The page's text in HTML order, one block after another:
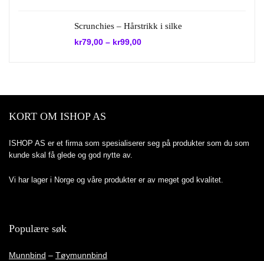
Scrunchies – Hårstrikk i silke
kr79,00 – kr99,00
KORT OM ISHOP AS
ISHOP AS er et firma som spesialiserer seg på produkter som du som
kunde skal få glede og god nytte av.
Vi har lager i Norge og våre produkter er av meget god kvalitet.
Populære søk
Munnbind – Tøymunnbind